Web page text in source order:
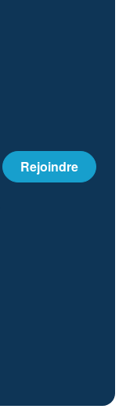
Rejoindre